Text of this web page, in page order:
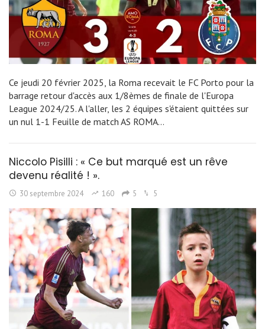
Ce jeudi 20 février 2025, la Roma recevait le FC Porto pour la
barrage retour d'accès aux 1/8èmes de finale de l'Europa
League 2024/25. A l'aller, les 2 équipes s'étaient quittées sur
un nul 1-1 Feuille de match AS ROMA…
Niccolo Pisilli : « Ce but marqué est un rêve
devenu réalité ! ».
30 septembre 2024 160 5 5